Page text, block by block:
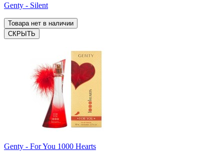
Genty - Silent
Товара нет в наличии
СКРЫТЬ
Genty - For You 1000 Hearts